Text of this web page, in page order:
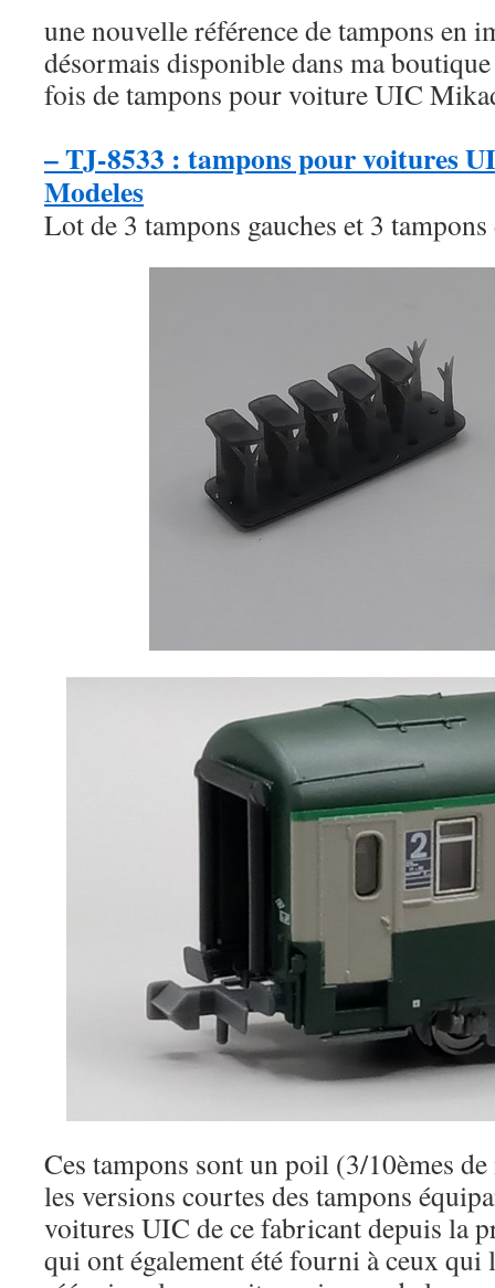
une nouvelle référence de tampons en
désormais disponible dans ma
fois de tampons pour voiture UIC
– TJ-8533 : tampons pour voitures
Modeles
Lot de 3 tampons gauches et 3
Ces tampons sont un poil (3/10èmes
les versions courtes des tampons
voitures UIC de ce fabricant depuis la
qui ont également été fourni à ceux qui